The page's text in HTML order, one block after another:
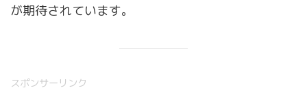
が期待されています。
スポンサーリンク